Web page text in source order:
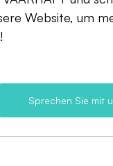
Website, um
Sprechen Sie mit